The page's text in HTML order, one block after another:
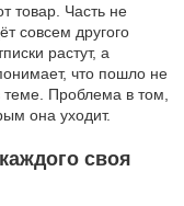
товар. Часть не
совсем другого
растут, а
что пошло не
Проблема в том,
она уходит.
своя